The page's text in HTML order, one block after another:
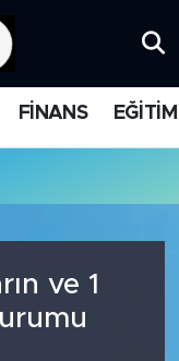
FİNANS EĞİTİM
ve 1